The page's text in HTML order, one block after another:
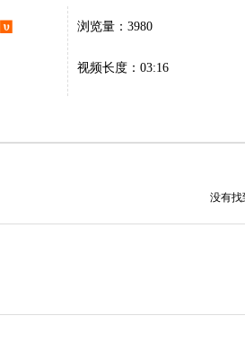
浏览量：3980
视频长度：03:16
没有找